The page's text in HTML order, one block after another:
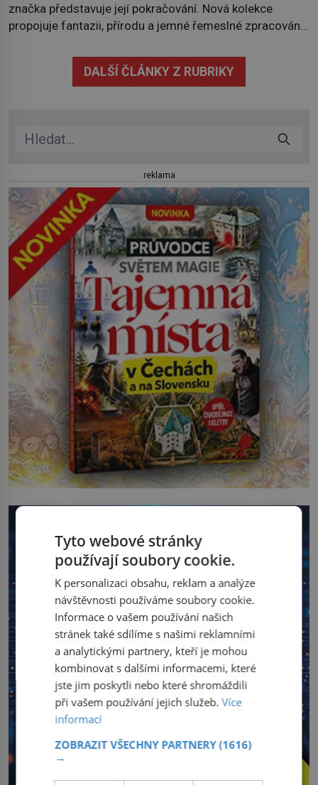
značka představuje její pokračování. Nová kolekce
propojuje fantazii, přírodu a jemné řemeslné zpracování
třicítka šperků působí hravě a zároveň rafinovaně.
Spolupráce mezi značkou Swarovski a zpěvačkou a
DALŠÍ ČLÁNKY Z RUBRIKY
reklama
Tyto webové stránky
používají soubory cookie.
K personalizaci obsahu, reklam a analýze
návštěvnosti používáme soubory cookie.
Informace o vašem používání našich
stránek také sdílíme s našimi reklamními
a analytickými partnery, kteří je mohou
kombinovat s dalšími informacemi, které
jste jim poskytli nebo které shromáždili
při vašem používání jejich služeb.Více
informací
ZOBRAZIT VŠECHNY PARTNERY(1616)
→